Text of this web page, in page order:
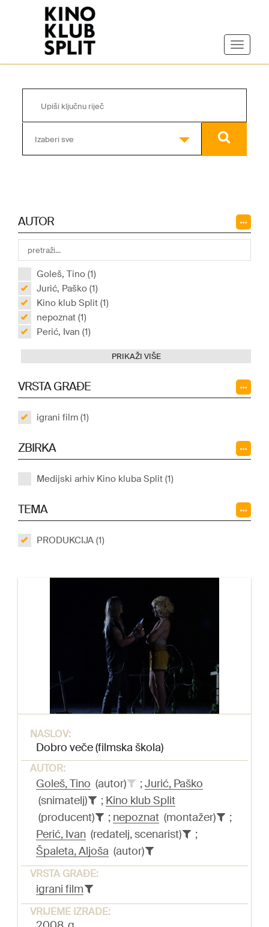
Izaberi sve
AUTOR
Goleš, Tino (1)
Jurić, Paško (1)
Kino klub Split (1)
nepoznat (1)
Perić, Ivan (1)
PRIKAŽI VIŠE
VRSTA GRAĐE
igrani film (1)
ZBIRKA
Medijski arhiv Kino kluba Split (1)
TEMA
PRODUKCIJA (1)
NASLOV:
Dobro veče (filmska škola)
AUTOR:
Goleš, Tino (autor) ;Jurić, Paško
(snimatelj)
; Kino klub Split
(producent)
; nepoznat (montažer)
;
Perić, Ivan (redatelj, scenarist)
;
Špaleta, Aljoša (autor)
VRSTA GRAĐE:
igrani film
VRIJEME IZRADE: